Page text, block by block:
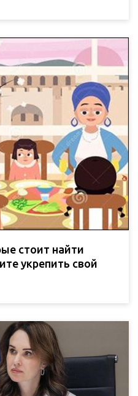
стоит найти
укрепить свой